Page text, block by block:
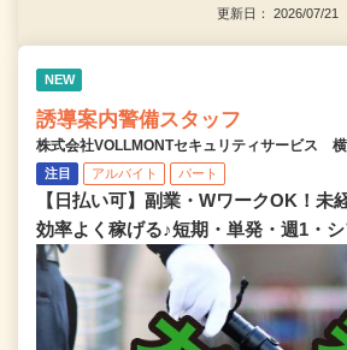
更新日： 2026/07/
NEW
誘導案内警備スタッフ
株式会社VOLLMONTセキュリティサービス 横
注目 アルバイト パート
【日払い可】副業・WワークOK！未
効率よく稼げる♪短期・単発・週1・シ